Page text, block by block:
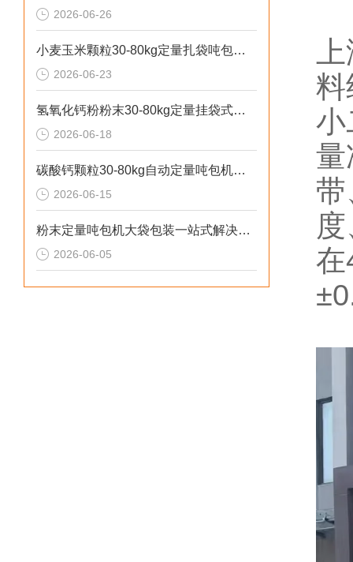
2026-06-26
小麦玉米颗粒30-80kg定量扎袋吨包机操作简单
2026-06-23
氢氧化钙粉粉末30-80kg定量挂袋式称重吨包机生产厂家
2026-06-18
碳酸钙颗粒30-80kg自动定量吨包机厂家直供
2026-06-15
粉末定量吨包机大袋包装一站式解决方案
2026-06-05
料
小
量
在